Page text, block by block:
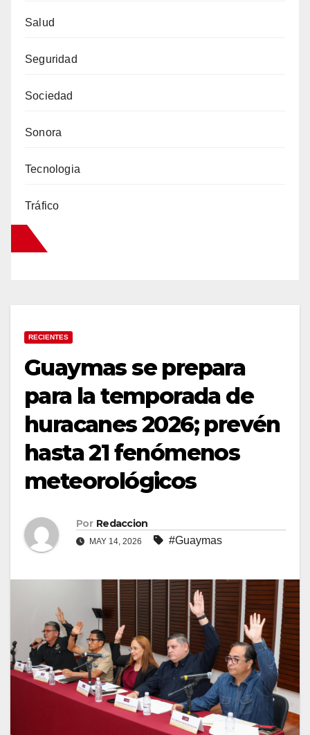
Salud
Seguridad
Sociedad
Sonora
Tecnologia
Tráfico
RECIENTES
Guaymas se prepara
para la temporada de
huracanes 2026; prevén
hasta 21 fenómenos
meteorológicos
Por Redaccion
MAY 14, 2026 #Guaymas